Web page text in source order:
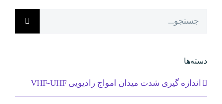
دسته‌ها
اندازه گیری شدت میدان امواج رادیویی VHF-UHF